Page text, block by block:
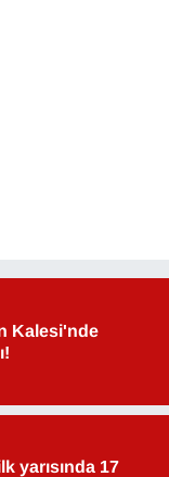
Kalesi'nde
yarısında 17